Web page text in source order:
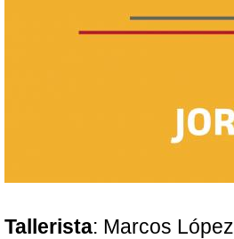
Tallerista: Marcos López